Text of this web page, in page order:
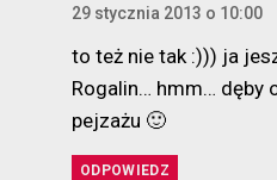
29 stycznia 2013 o 10:00
to też nie tak :))) ja
Rogalin… hmm… dęby
pejzażu 🙂
ODPOWIEDZ